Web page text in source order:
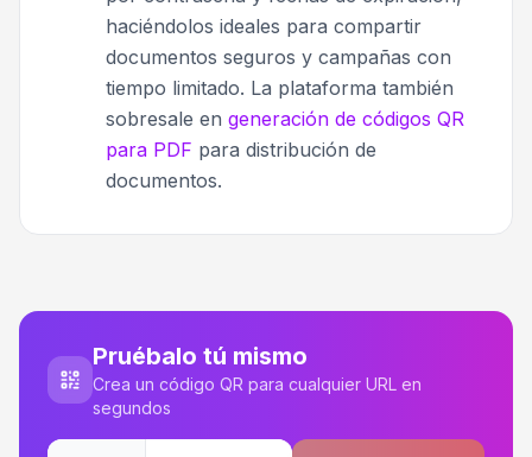
haciéndolos ideales para compartir
documentos seguros y campañas con
tiempo limitado. La plataforma también
sobresale en generación de códigos QR
para PDF para distribución de
documentos.
Pruébalo tú mismo
Crea un código QR para cualquier URL en
segundos